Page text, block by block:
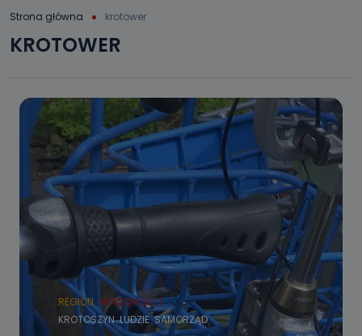
Strona główna krotower
KROTOWER
REGION WIADOMOŚCI
KROTOSZYN LUDZIE SAMORZĄD